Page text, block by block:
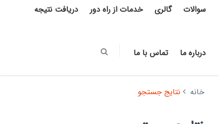
سوالات گالری خدمات از راه دور دریافت نتیجه
درباره ما تماس با ما
خانه نتایج جستجو